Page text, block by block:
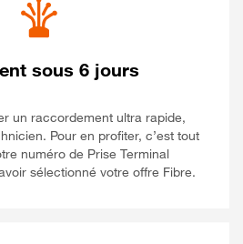
sous 6 jours
un raccordement ultra rapide,
Pour en profiter, c’est tout
numéro de Prise Terminal
sélectionné votre offre Fibre.